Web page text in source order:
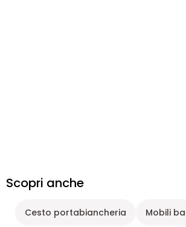
Scopri anche
Cesto portabiancheria Mobili